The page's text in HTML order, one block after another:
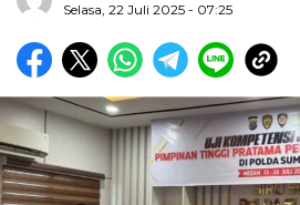
Selasa, 22 Juli 2025 - 07:25